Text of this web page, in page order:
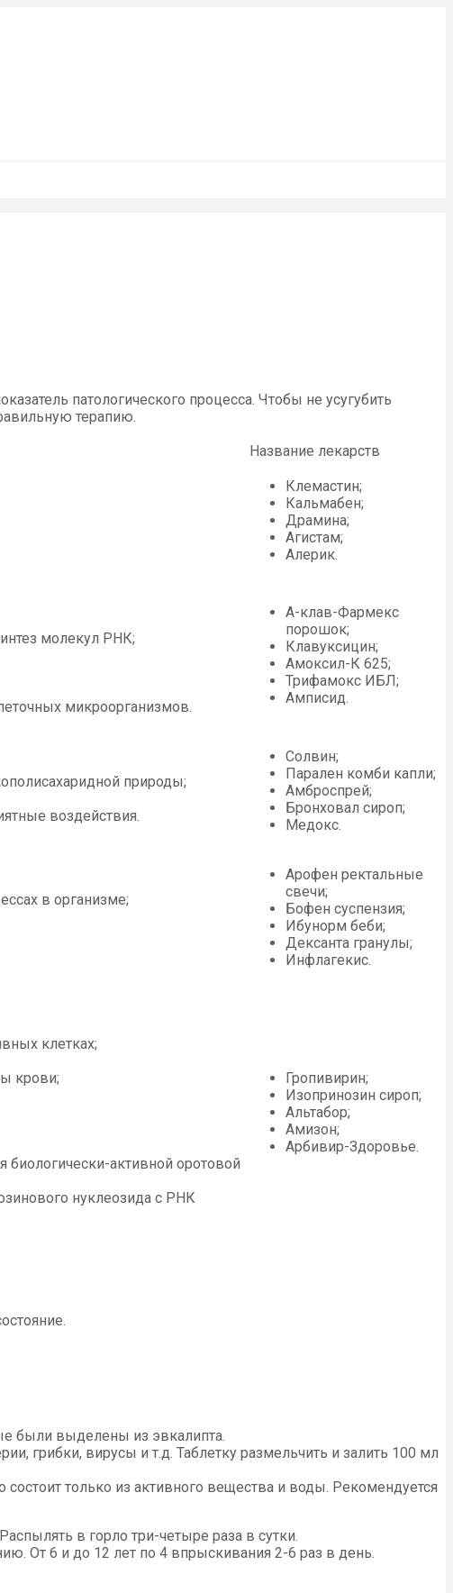
патологического процесса. Чтобы не усугубить
терапию.
Название лекарств
Клемастин;
Кальмабен;
Драмина;
Агистам;
Алерик.
молекул РНК;
микроорганизмов.
А-клав-Фармекс
порошок;
Клавуксицин;
Амоксил-К 625;
Трифамокс ИБЛ;
Амписид.
природы;
воздействия.
Солвин;
Парален комби капли;
Амброспрей;
Бронховал сироп;
Медокс.
в организме;
Арофен ректальные
свечи;
Бофен суспензия;
Ибунорм беби;
Дексанта гранулы;
Инфлагекис.
клетках;
крови;
активной оротовой
нуклеозида с РНК
Гропивирин;
Изопринозин сироп;
Альтабор;
Амизон;
Арбивир-Здоровье.
были выделены из эвкалипта.
грибки, вирусы и т.д. Таблетку размельчить и залить 100 мл
только из активного вещества и воды. Рекомендуется
в горло три-четыре раза в сутки.
От 6 и до 12 лет по 4 впрыскивания 2-6 раз в день.